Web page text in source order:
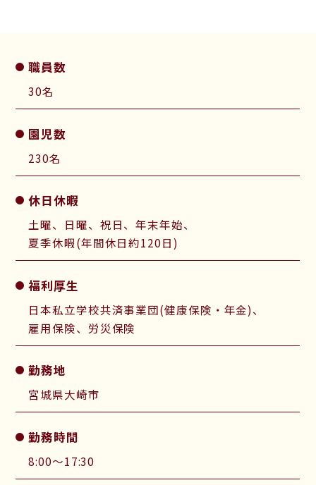
職員数
30名
園児数
230名
休日休暇
土曜、日曜、祝日、年末年始、
夏季休暇(年間休日約120日)
福利厚生
日本私立学校共済事業団(健康保険・年金)、
雇用保険、労災保険
勤務地
宮城県大崎市
勤務時間
8:00～17:30